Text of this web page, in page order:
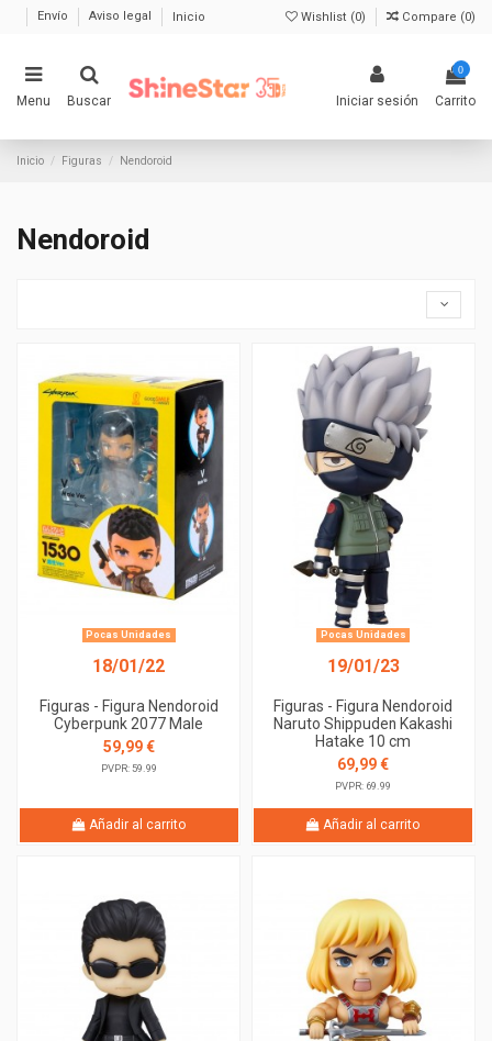
Envío Aviso legal Inicio Wishlist (0) Compare (0)
Menu Buscar Iniciar sesión
0
Carrito
Inicio Figuras Nendoroid
Nendoroid
Pocas Unidades
18/01/22
Figuras - Figura Nendoroid
Cyberpunk 2077 Male
59,99 €
PVPR: 59.99
Añadir al carrito
Pocas Unidades
19/01/23
Figuras - Figura Nendoroid
Naruto Shippuden Kakashi
Hatake 10 cm
69,99 €
PVPR: 69.99
Añadir al carrito